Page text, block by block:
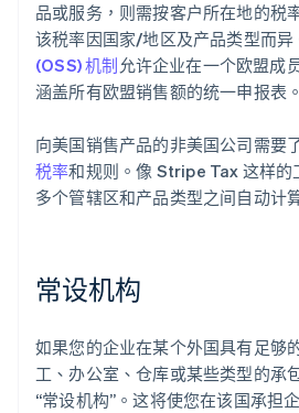
品或服务，则需按客户所在地的税
该税率因国家/地区及产品类型而异
(OSS) 机制 允许企业在一个欧盟成
涵盖所有欧盟销售额的统一申报表。
向美国销售产品的非美国公司需要
税率和规则。像 Stripe Tax 这样的
多个管辖区和产品类型之间自动计
常设机构
如果您的企业在某个外国具有足够
工、办公室、仓库或某些类型的承
“常设机构”。这将使您在该国承担